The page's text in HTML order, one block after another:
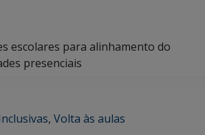
escolares para alinhamento do
presenciais
, Volta às aulas